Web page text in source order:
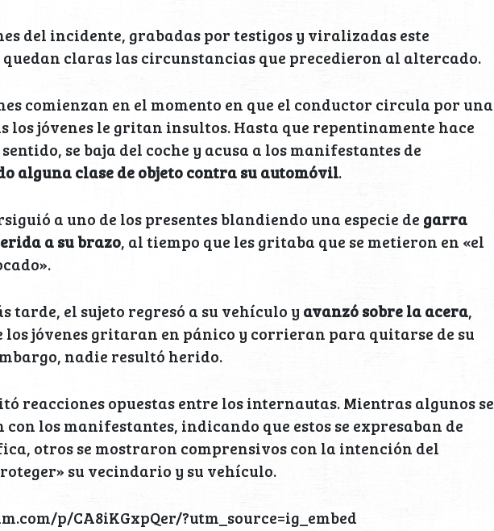
del incidente, grabadas por testigos y viralizadas este
quedan claras las circunstancias que precedieron al altercado.
comienzan en el momento en que el conductor circula por una
los jóvenes le gritan insultos. Hasta que repentinamente hace
se baja del coche y acusa a los manifestantes de
alguna clase de objeto contra su automóvil.
a uno de los presentes blandiendo una especie de garra
a su brazo, al tiempo que les gritaba que se metieron en «el
tarde, el sujeto regresó a su vehículo y avanzó sobre la acera,
los jóvenes gritaran en pánico y corrieran para quitarse de su
nadie resultó herido.
reacciones opuestas entre los internautas. Mientras algunos se
los manifestantes, indicando que estos se expresaban de
otros se mostraron comprensivos con la intención del
su vecindario y su vehículo.
p/CA8iKGxpQer/?utm_source=ig_embed